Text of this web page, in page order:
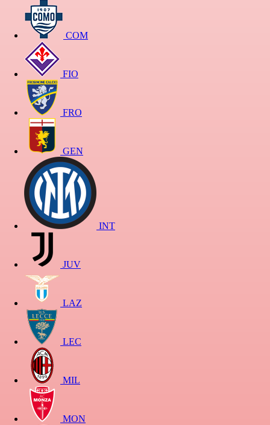
COM
FIO
FRO
GEN
INT
JUV
LAZ
LEC
MIL
MON